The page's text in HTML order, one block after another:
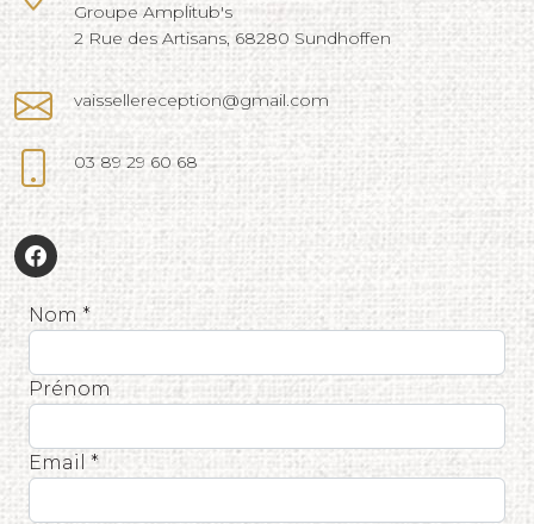
Groupe Amplitub's
2 Rue des Artisans, 68280 Sundhoffen
vaissellereception@gmail.com
03 89 29 60 68
Nom *
Prénom
Email *